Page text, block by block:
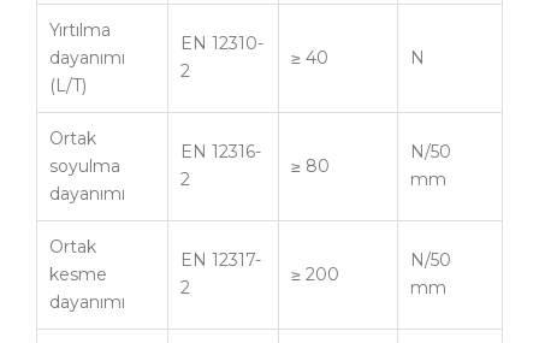
Yırtılma
dayanımı
(L/T)
EN 12310-
2
≥ 40 N
Ortak
soyulma
dayanımı
EN 12316-
2
≥ 80
N/50
mm
Ortak
kesme
dayanımı
EN 12317-
2
≥ 200
N/50
mm